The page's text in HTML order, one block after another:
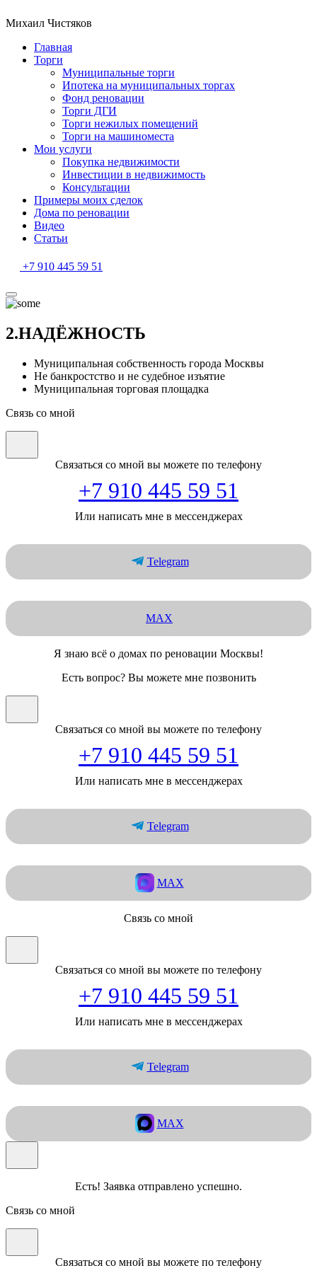
Михаил Чистяков
Главная
Торги
Муниципальные торги
Ипотека на муниципальных торгах
Фонд реновации
Торги ДГИ
Торги нежилых помещений
Торги на машиноместа
Мои услуги
Покупка недвижимости
Инвестиции в недвижимость
Консультации
Примеры моих сделок
Дома по реновации
Видео
Статьи
+7 910 445 59 51
2.НАДЁЖНОСТЬ
Муниципальная собственность города Москвы
Не банкростство и не судебное изъятие
Муниципальная торговая площадка
Связь со мной
Связаться со мной вы можете по телефону
+7 910 445 59 51
Или написать мне в мессенджерах
Telegram
MAX
Я знаю всё о домах по реновации Москвы!
Есть вопрос? Вы можете мне позвонить
Связаться со мной вы можете по телефону
+7 910 445 59 51
Или написать мне в мессенджерах
Telegram
MAX
Связь со мной
Связаться со мной вы можете по телефону
+7 910 445 59 51
Или написать мне в мессенджерах
Telegram
MAX
Есть! Заявка отправлено успешно.
Связь со мной
Связаться со мной вы можете по телефону